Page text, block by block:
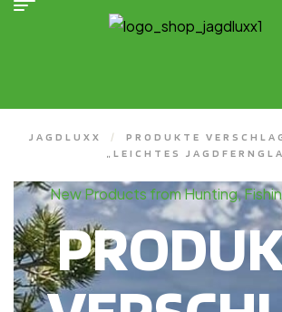
JAGDLUXX /
PRODUKTE
„LEICHTES
New Products from Hunting,